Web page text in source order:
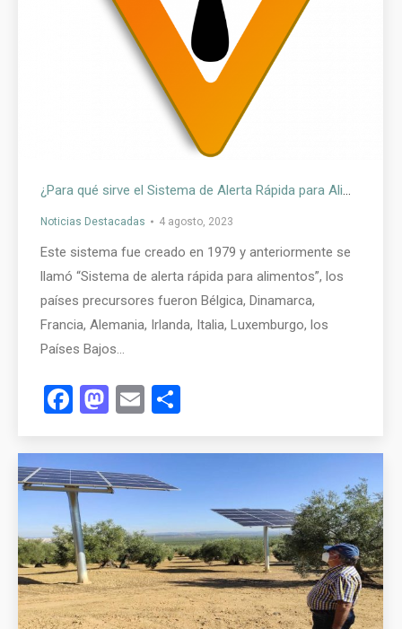
Noticias Destacadas 4 agosto, 2023
Este sistema fue creado en 1979 y anteriormente se
llamó “Sistema de alerta rápida para alimentos”, los
países precursores fueron Bélgica, Dinamarca,
Francia, Alemania, Irlanda, Italia, Luxemburgo, los
Países Bajos…
Facebook
Mastodon
Email